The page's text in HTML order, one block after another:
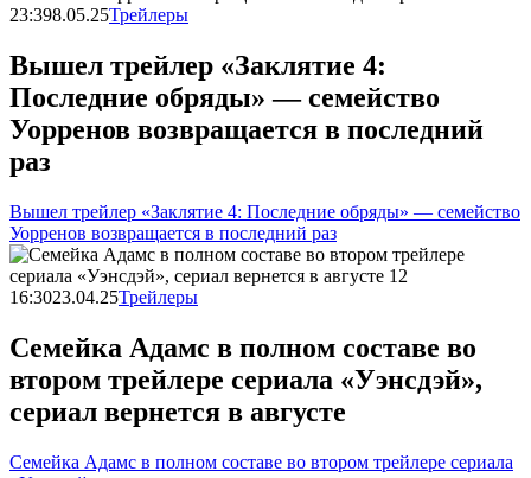
23:398.05.25Трейлеры
Вышел трейлер «Заклятие 4:
Последние обряды» — семейство
Уорренов возвращается в последний
раз
Вышел трейлер «Заклятие 4: Последние обряды» — семейство
Уорренов возвращается в последний раз
16:3023.04.25Трейлеры
Семейка Адамс в полном составе во
втором трейлере сериала «Уэнсдэй»,
сериал вернется в августе
Семейка Адамс в полном составе во втором трейлере сериала